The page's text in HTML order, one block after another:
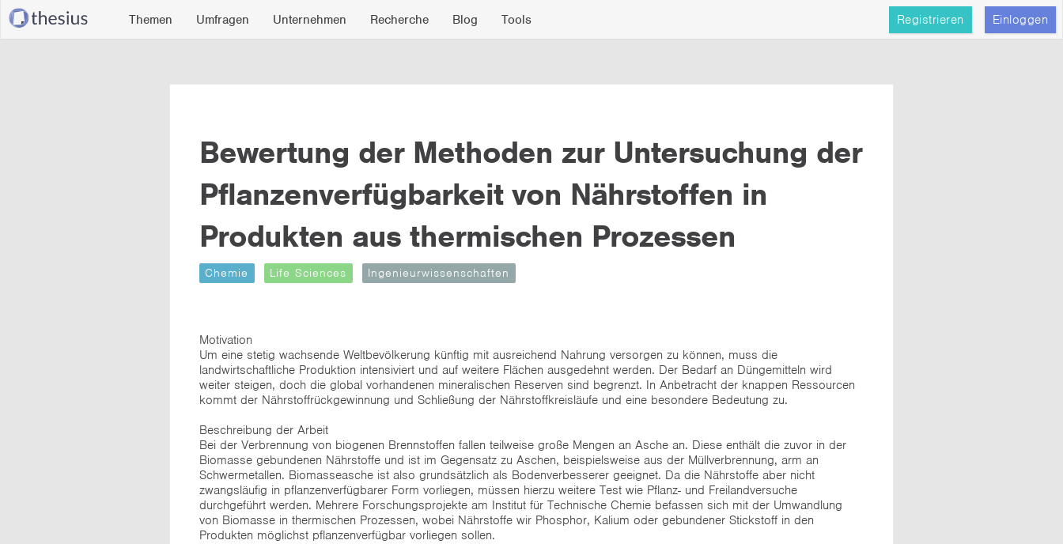
Themen Umfragen Unternehmen Recherche Blog Tools Registrieren Einloggen
Bewertung der Methoden zur Untersuchung der
Pflanzenverfügbarkeit von Nährstoffen in
Produkten aus thermischen Prozessen
Chemie Life Sciences Ingenieurwissenschaften
Motivation
Um eine stetig wachsende Weltbevölkerung künftig mit ausreichend Nahrung versorgen zu können, muss die
landwirtschaftliche Produktion intensiviert und auf weitere Flächen ausgedehnt werden. Der Bedarf an Düngemitteln wird
weiter steigen, doch die global vorhandenen mineralischen Reserven sind begrenzt. In Anbetracht der knappen Ressourcen
kommt der Nährstoffrückgewinnung und Schließung der Nährstoffkreisläufe und eine besondere Bedeutung zu.
Beschreibung der Arbeit
Bei der Verbrennung von biogenen Brennstoffen fallen teilweise große Mengen an Asche an. Diese enthält die zuvor in der
Biomasse gebundenen Nährstoffe und ist im Gegensatz zu Aschen, beispielsweise aus der Müllverbrennung, arm an
Schwermetallen. Biomasseasche ist also grundsätzlich als Bodenverbesserer geeignet. Da die Nährstoffe aber nicht
zwangsläufig in pflanzenverfügbarer Form vorliegen, müssen hierzu weitere Test wie Pflanz- und Freilandversuche
durchgeführt werden. Mehrere Forschungsprojekte am Institut für Technische Chemie befassen sich mit der Umwandlung
von Biomasse in thermischen Prozessen, wobei Nährstoffe wir Phosphor, Kalium oder gebundener Stickstoff in den
Produkten möglichst pflanzenverfügbar vorliegen sollen.